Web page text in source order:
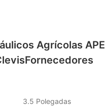
Agrícolas
3.5 Polegadas